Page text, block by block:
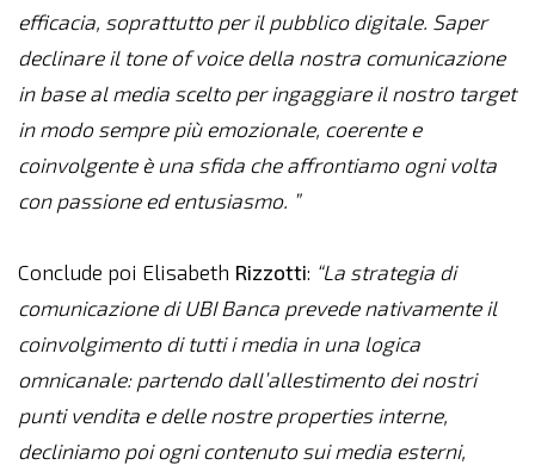
efficacia, soprattutto per il pubblico digitale. Saper
declinare il tone of voice della nostra comunicazione
in base al media scelto per ingaggiare il nostro target
in modo sempre più emozionale, coerente e
coinvolgente è una sfida che affrontiamo ogni volta
con passione ed entusiasmo. ”
Conclude poi Elisabeth Rizzotti: “La strategia di
comunicazione di UBI Banca prevede nativamente il
coinvolgimento di tutti i media in una logica
omnicanale: partendo dall’allestimento dei nostri
punti vendita e delle nostre properties interne,
decliniamo poi ogni contenuto sui media esterni,